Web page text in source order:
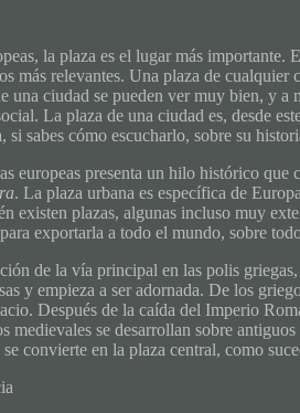
la plaza es el lugar más
más relevantes. Una plaza de
una ciudad se pueden ver muy bien, y a
La plaza de una ciudad es, desde
si sabes cómo escucharlo, sobre su
europeas presenta un hilo histórico que
. La plaza urbana es específica de
existen plazas, algunas incluso muy
exportarla a todo el mundo, sobre
de la vía principal en las polis
y empieza a ser adornada. De los
Después de la caída del Imperio
medievales se desarrollan sobre
convierte en la plaza central, como